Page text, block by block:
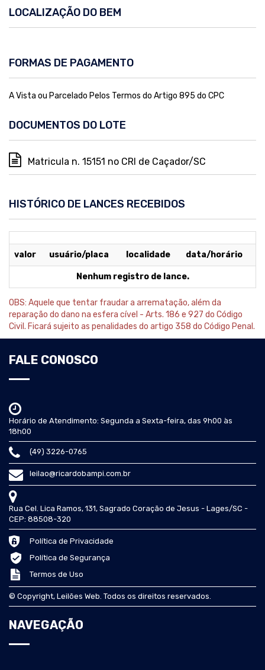
LOCALIZAÇÃO DO BEM
FORMAS DE PAGAMENTO
A Vista ou Parcelado Pelos Termos do Artigo 895 do CPC
DOCUMENTOS DO LOTE
Matricula n. 15151 no CRI de Caçador/SC
HISTÓRICO DE LANCES RECEBIDOS
valor usuário/placa localidade data/horário
Nenhum registro de lance.
OBS: Aquele que tentar fraudar a arrematação, além da
reparação do dano na esfera cível - Arts. 186 e 927 do Código
Civil. Ficará sujeito as penalidades do artigo 358 do Código Penal.
FALE CONOSCO
Horário de Atendimento: Segunda a Sexta-feira, das 9h00 às
18h00
(49) 3226-0765
leilao@ricardobampi.com.br
Rua Cel. Lica Ramos, 131, Sagrado Coração de Jesus - Lages/SC -
CEP: 88508-320
Política de Privacidade
Política de Segurança
Termos de Uso
© Copyright, Leilões Web. Todos os direitos reservados.
NAVEGAÇÃO